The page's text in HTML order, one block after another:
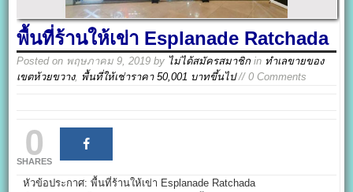
พื้นที่ร้านให้เข่า Esplanade Ratchada
Posted on พฤษภาคม 9, 2019 by ไม่ได้สมัครสมาชิก in ทำเลขายของ
เขตห้วยขวาง, พื้นที่ให้เช่าราคา 50,001 บาทขึ้นไป// 0 Comments
0
SHARES
หัวข้อประกาศ: พื้นที่ร้านให้เข่า Esplanade Ratchada